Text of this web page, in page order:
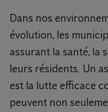
Dans nos
évolution, les
assurant la santé, la
leurs résidents. Un
est la lutte efficace
peuvent non